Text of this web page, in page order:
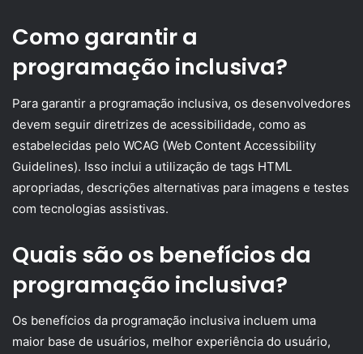
Como garantir a
programação inclusiva?
Para garantir a programação inclusiva, os desenvolvedores
devem seguir diretrizes de acessibilidade, como as
estabelecidas pelo WCAG (Web Content Accessibility
Guidelines). Isso inclui a utilização de tags HTML
apropriadas, descrições alternativas para imagens e testes
com tecnologias assistivas.
Quais são os benefícios da
programação inclusiva?
Os benefícios da programação inclusiva incluem uma
maior base de usuários, melhor experiência do usuário,